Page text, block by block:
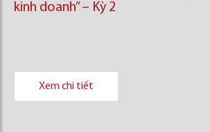
kinh doanh’’ – Kỳ 2
Xem chi tiết